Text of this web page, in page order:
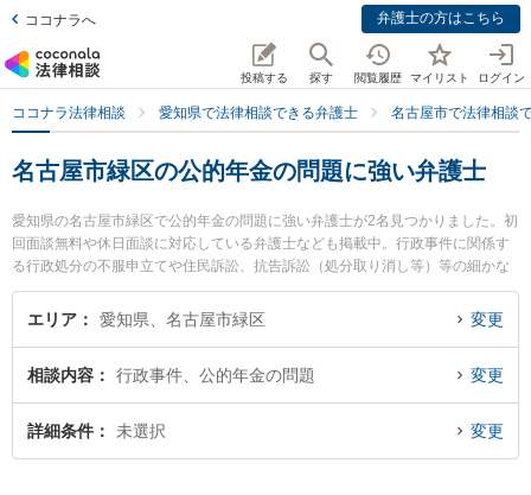
ココナラへ 弁護士の方はこちら
投稿する 探す 閲覧履歴 マイリスト ログイン
ココナラ法律相談 愛知県で法律相談できる弁護士 名古屋市で法律相談
名古屋市緑区の公的年金の問題に強い弁護士
愛知県の名古屋市緑区で公的年金の問題に強い弁護士が2名見つかりました。初
回面談無料や休日面談に対応している弁護士なども掲載中。行政事件に関係す
る行政処分の不服申立てや住民訴訟、抗告訴訟（処分取り消し等）等の細かな
分野での絞り込み検索もでき便利です。特にさんずい法律事務所の山田 瑞樹弁
護士や緑オリーブ法律事務所の濱嶌 将周弁護士のプロフィール情報や弁護士費
トラブル解決の実績豊富な近くの弁護士を検索したい』『初回相談無料で公的
年金の問題を法律相談できる名古屋市緑区内の弁護士に相談予約したい』など
でお困りの相談者さんにおすすめです。
エリア 愛知県、名古屋市緑区 変更
相談内容 行政事件、公的年金の問題 変更
詳細条件 未選択 変更